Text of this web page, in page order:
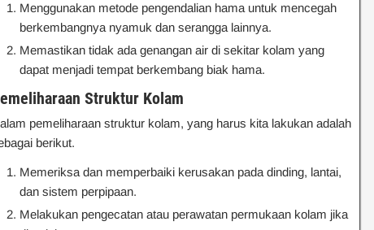
Menggunakan metode pengendalian hama untuk mencegah
berkembangnya nyamuk dan serangga lainnya.
Memastikan tidak ada genangan air di sekitar kolam yang
dapat menjadi tempat berkembang biak hama.
Struktur Kolam
pemeliharaan struktur kolam, yang harus kita lakukan adalah
berikut.
Memeriksa dan memperbaiki kerusakan pada dinding, lantai,
dan sistem perpipaan.
Melakukan pengecatan atau perawatan permukaan kolam jika